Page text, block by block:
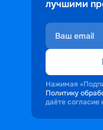
лучшими
Нажимая
Политику
даёте согласие